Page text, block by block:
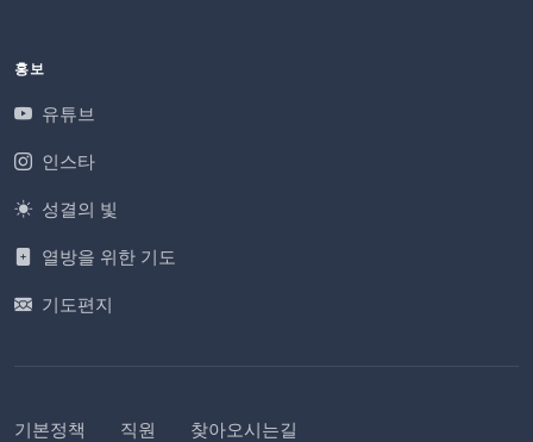
홍보
유튜브
인스타
성결의 빛
열방을 위한 기도
기도편지
기본정책 직원 찾아오시는길